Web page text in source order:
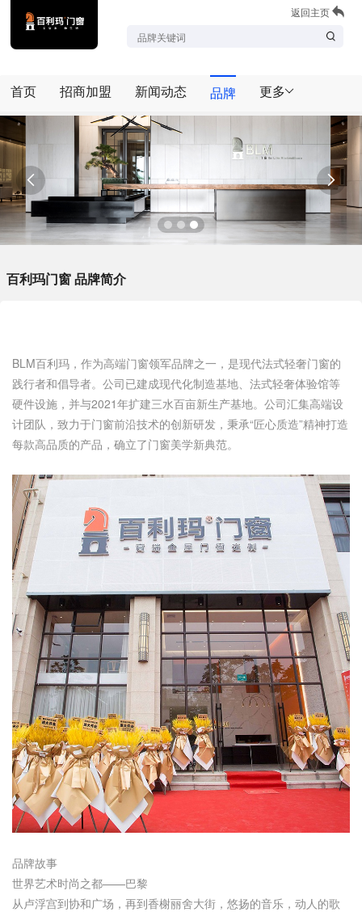
返回主页
首页 招商加盟 新闻动态 品牌 更多
 
百利玛门窗 品牌简介
BLM百利玛，作为高端门窗领军品牌之一，是现代法式轻奢门窗的
践行者和倡导者。公司已建成现代化制造基地、法式轻奢体验馆等
硬件设施，并与2021年扩建三水百亩新生产基地。公司汇集高端设
计团队，致力于门窗前沿技术的创新研发，秉承“匠心质造”精神打造
每款高品质的产品，确立了门窗美学新典范。
品牌故事
世界艺术时尚之都——巴黎
从卢浮宫到协和广场，再到香榭丽舍大街，悠扬的音乐，动人的歌